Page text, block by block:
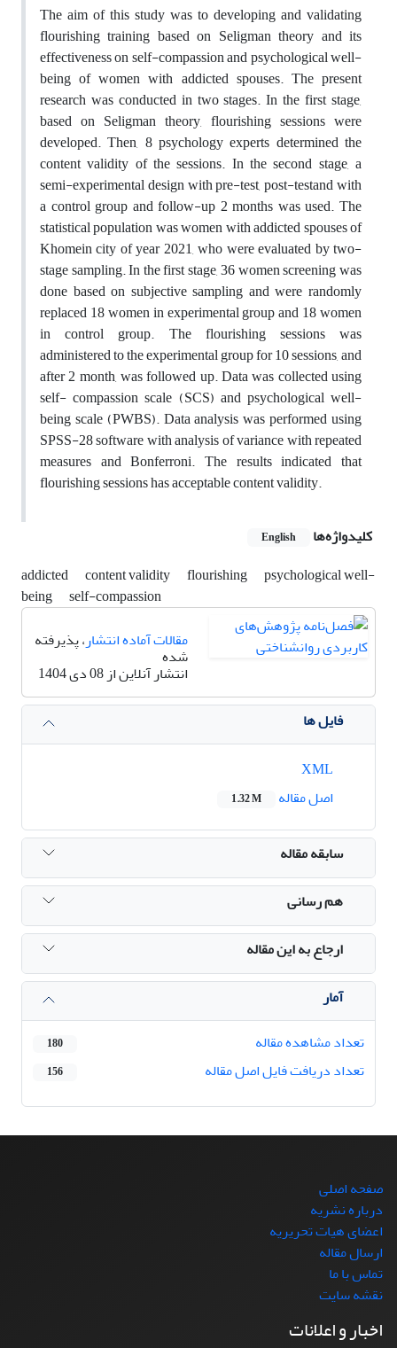
The aim of this study was to developing and validating
flourishing training based on Seligman theory and its
effectiveness on self-compassion and psychological well-
being of women with addicted spouses. The present
research was conducted in two stages. In the first stage,
based on Seligman theory, flourishing sessions were
developed. Then, 8 psychology experts determined the
content validity of the sessions. In the second stage, a
semi-experimental design with pre-test, post-testand with
a control group and follow-up 2 months was used. The
statistical population was women with addicted spouses of
Khomein city of year 2021, who were evaluated by two-
stage sampling. In the first stage, 36 women screening was
done based on subjective sampling and were randomly
replaced 18 women in experimental group and 18 women
in control group. The flourishing sessions was
administered to the experimental group for 10 sessions, and
after 2 month, was followed up. Data was collected using
self- compassion scale (SCS) and psychological well-
being scale (PWBS). Data analysis was performed using
SPSS-28 software with analysis of variance with repeated
measures and Bonferroni. The results indicated that
flourishing sessions has acceptable content validity.
کلیدواژه‌ها
English
addicted content validity flourishing
psychological well-
being
self-compassion
مقالات آماده انتشار، پذیرفته
شده
انتشار آنلاین از 08 دی 1404
فایل ها
اصل مقاله
1.32 M
سابقه مقاله
هم رسانی
ارجاع به این مقاله
آمار
تعداد مشاهده مقاله
180
تعداد دریافت فایل اصل مقاله 156
صفحه اصلی
درباره نشریه
اعضای هیات تحریریه
ارسال مقاله
تماس با ما
نقشه سایت
اخبار و اعلانات